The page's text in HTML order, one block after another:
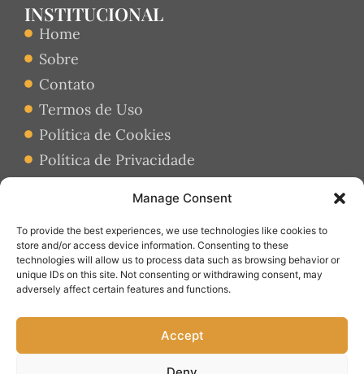
Manage Consent
To provide the best experiences, we use technologies like cookies to
store and/or access device information. Consenting to these
technologies will allow us to process data such as browsing behavior or
unique IDs on this site. Not consenting or withdrawing consent, may
adversely affect certain features and functions.
Accept
INSTITUCIONAL
Home
Sobre
Contato
Termos de Uso
Política de Cookies
Política de Privacidade
SOCIAL
Copyright © 2025 Cozinha & Estilo. Todos os direitos reservados.
O blog www.cozinhaestilo.com.br é um portal dedicado a todas as pessoas que buscam